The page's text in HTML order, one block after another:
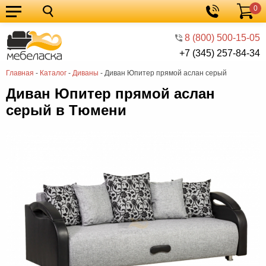
8 (800) 500-15-05
+7 (345) 257-84-34
Корзина
0
Главная - Каталог - Диваны - Диван Юпитер прямой аслан серый
Кухонные
гарнитуры
Мебель
для
кухни
Мебель
для
спальни
Кровати
Шкафы
Диваны
гостиную
Мебель
прихожей
Столы
Комоды
Диван Юпитер прямой аслан
серый в Тюмени